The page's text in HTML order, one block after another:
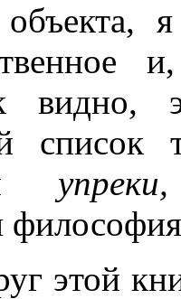
видно,
список
этой